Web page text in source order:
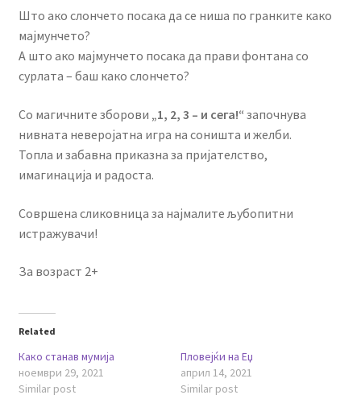
Што ако слончето посака да се ниша по гранките како
мајмунчето?
А што ако мајмунчето посака да прави фонтана со
сурлата – баш како слончето?
Со магичните зборови „1, 2, 3 – и сега!“ започнува
нивната неверојатна игра на соништа и желби.
Топла и забавна приказна за пријателство,
имагинација и радоста.
Совршена сликовница за најмалите љубопитни
истражувачи!
За возраст 2+
Related
Како станав мумија
ноември 29, 2021
Similar post
Пловејќи на Еџ
април 14, 2021
Similar post